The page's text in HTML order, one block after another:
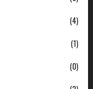
(4)
(1)
(0)